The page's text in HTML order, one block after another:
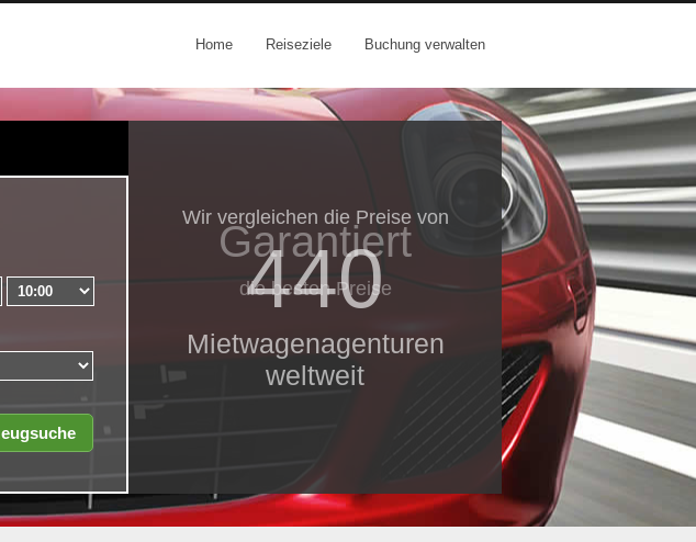
Home Reiseziele Buchung verwalten
Wir vergleichen die Preise von
440
Mietwagenagenturen
weltweit
Garantiert
die besten Preise